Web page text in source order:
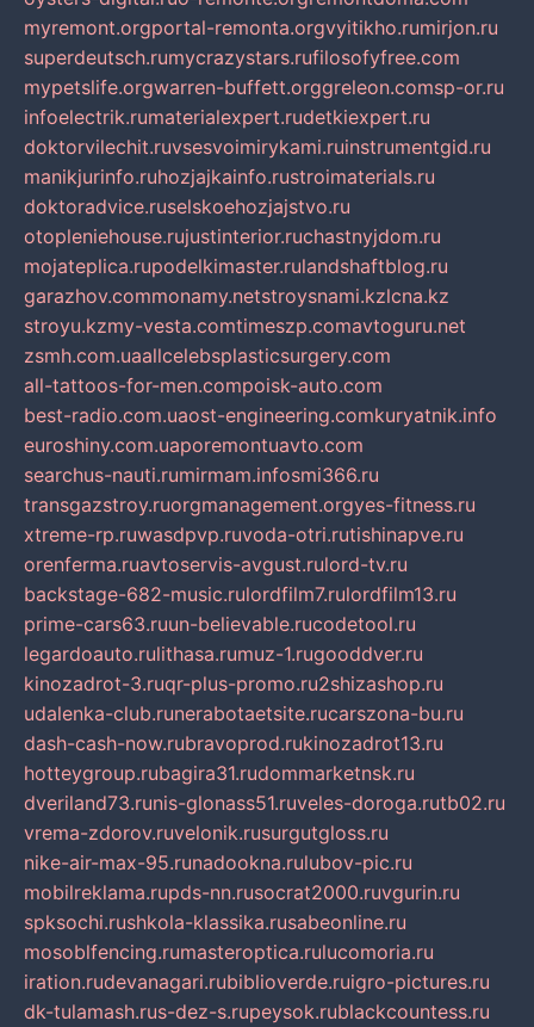
myremont.orgportal-remonta.orgvyitikho.rumirjon.ru
superdeutsch.rumycrazystars.rufilosofyfree.com
mypetslife.orgwarren-buffett.orggreleon.comsp-or.ru
infoelectrik.rumaterialexpert.rudetkiexpert.ru
doktorvilechit.ruvsesvoimirykami.ruinstrumentgid.ru
manikjurinfo.ruhozjajkainfo.rustroimaterials.ru
doktoradvice.ruselskoehozjajstvo.ru
otopleniehouse.rujustinterior.ruchastnyjdom.ru
mojateplica.rupodelkimaster.rulandshaftblog.ru
garazhov.commonamy.netstroysnami.kzlcna.kz
stroyu.kzmy-vesta.comtimeszp.comavtoguru.net
zsmh.com.uaallcelebsplasticsurgery.com
all-tattoos-for-men.compoisk-auto.com
best-radio.com.uaost-engineering.comkuryatnik.info
euroshiny.com.uaporemontuavto.com
searchus-nauti.rumirmam.infosmi366.ru
transgazstroy.ruorgmanagement.orgyes-fitness.ru
xtreme-rp.ruwasdpvp.ruvoda-otri.rutishinapve.ru
orenferma.ruavtoservis-avgust.rulord-tv.ru
backstage-682-music.rulordfilm7.rulordfilm13.ru
prime-cars63.ruun-believable.rucodetool.ru
legardoauto.rulithasa.rumuz-1.rugooddver.ru
kinozadrot-3.ruqr-plus-promo.ru2shizashop.ru
udalenka-club.runerabotaetsite.rucarszona-bu.ru
dash-cash-now.rubravoprod.rukinozadrot13.ru
hotteygroup.rubagira31.rudommarketnsk.ru
dveriland73.runis-glonass51.ruveles-doroga.rutb02.ru
vrema-zdorov.ruvelonik.rusurgutgloss.ru
nike-air-max-95.runadookna.rulubov-pic.ru
mobilreklama.rupds-nn.rusocrat2000.ruvgurin.ru
spksochi.rushkola-klassika.rusabeonline.ru
mosoblfencing.rumasteroptica.rulucomoria.ru
iration.rudevanagari.rubiblioverde.ruigro-pictures.ru
dk-tulamash.rus-dez-s.rupeysok.rublackcountess.ru